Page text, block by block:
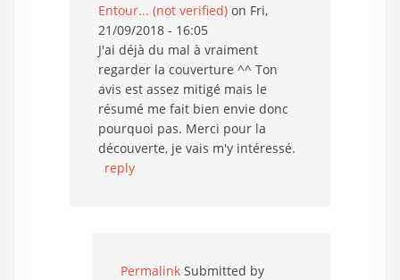
Entour... (not verified) on Fri,
21/09/2018 - 16:05
J'ai déjà du mal à vraiment
regarder la couverture ^^ Ton
avis est assez mitigé mais le
résumé me fait bien envie donc
pourquoi pas. Merci pour la
découverte, je vais m'y intéressé.
reply
Permalink Submitted by